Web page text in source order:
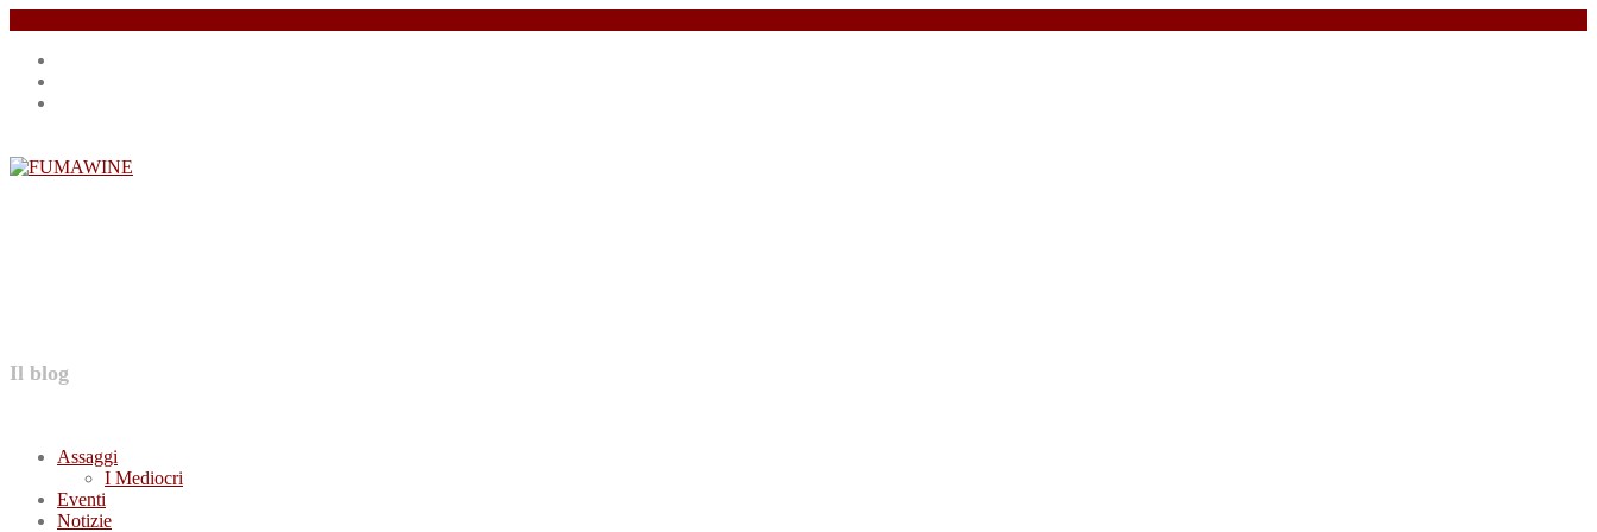
Salta
contenuto
Il blog
Assaggi
I Mediocri
Eventi
Notizie